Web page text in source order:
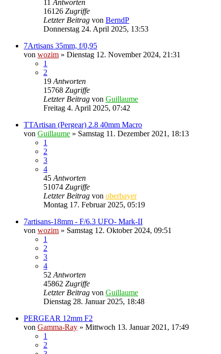
11 Antworten
16126 Zugriffe
Letzter Beitrag von BerndP
Donnerstag 24. April 2025, 13:53
7Artisans 35mm, f/0,95
von wozim » Dienstag 12. November 2024, 21:31
1
2
19 Antworten
15768 Zugriffe
Letzter Beitrag von Guillaume
Freitag 4. April 2025, 07:42
TTArtisan (Pergear) 2.8 40mm Macro
von Guillaume » Samstag 11. Dezember 2021, 18:13
1
2
3
4
45 Antworten
51074 Zugriffe
Letzter Beitrag von oberbayer
Montag 17. Februar 2025, 05:19
7artisans-18mm - F/6.3 UFO- Mark-II
von wozim » Samstag 12. Oktober 2024, 09:51
1
2
3
4
52 Antworten
45862 Zugriffe
Letzter Beitrag von Guillaume
Dienstag 28. Januar 2025, 18:48
PERGEAR 12mm F2
von Gamma-Ray » Mittwoch 13. Januar 2021, 17:49
1
2